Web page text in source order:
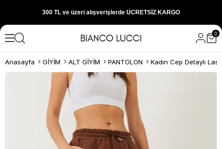
300 TL ve üzeri alışverişlerde ÜCRETSİZ KARGO
1000 TL ve üzeri alışverişlerde 150 TL İNDİRİM
Yeni sezon ürünlerini hemen keşfedin
300 TL ve üzeri alışverişlerde ÜCRETSİZ KARGO
1000 TL ve üzeri alışverişlerde 150 TL İNDİRİM
0
Anasayfa GİYİM ALT GİYİM PANTOLON